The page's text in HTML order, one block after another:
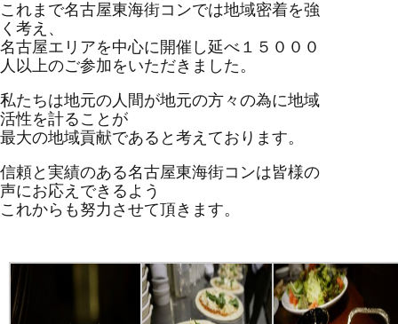
これまで名古屋東海街コンでは地域密着を強
く考え、
名古屋エリアを中心に開催し延べ１５０００
人以上のご参加をいただきました。
私たちは地元の人間が地元の方々の為に地域
活性を計ることが
最大の地域貢献であると考えております。
信頼と実績のある名古屋東海街コンは皆様の
声にお応えできるよう
これからも努力させて頂きます。